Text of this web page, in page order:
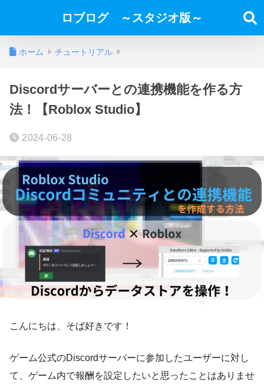
ロブログ ～スタジオ版～
ホーム チュートリアル
Discordサーバーとの連携機能を作る方
法！【Roblox Studio】
2024-06-28
こんにちは、そば好きです！
ゲーム公式のDiscordサーバーに参加したユーザーに対し
て、ゲーム内で報酬を設定したいと思ったことはありませ